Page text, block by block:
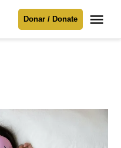
Donar / Donate